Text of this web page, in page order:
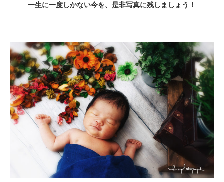
一生に一度しかない今を、是非写真に残しましょう！